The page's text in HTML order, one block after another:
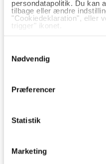
persondatapolitik. Du kan
tilbage eller ændre
"Cookiedeklaration", eller
trigger" ikonet.
Indsamle præcise
der kan være nøjagtig
Identificere din
Nødvendig
Præferencer
Statistik
Marketing
Ann-Christine :
jeg lige målt
Jeg ville ønske at du i